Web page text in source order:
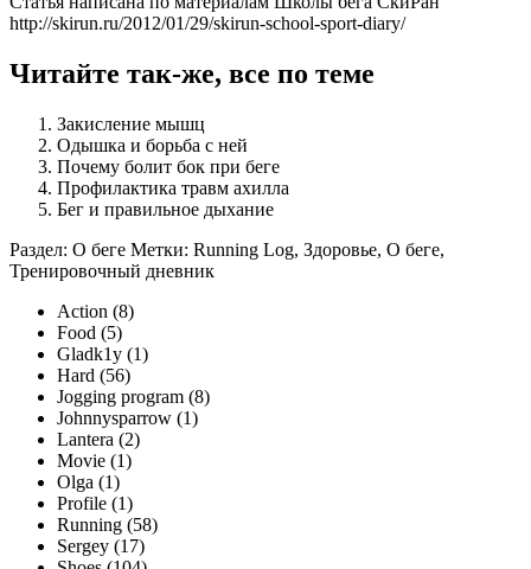
http://skirun.ru/2012/01/29/skirun-school-sport-diary/
Читайте так-же, все по теме
Закисление мышц
Одышка и борьба с ней
Почему болит бок при беге
Профилактика травм ахилла
Бег и правильное дыхание
Раздел: О беге Метки: Running Log, Здоровье, О беге,
Тренировочный дневник
Action (8)
Food (5)
Gladk1y (1)
Hard (56)
Jogging program (8)
Johnnysparrow (1)
Lantera (2)
Movie (1)
Olga (1)
Profile (1)
Running (58)
Sergey (17)